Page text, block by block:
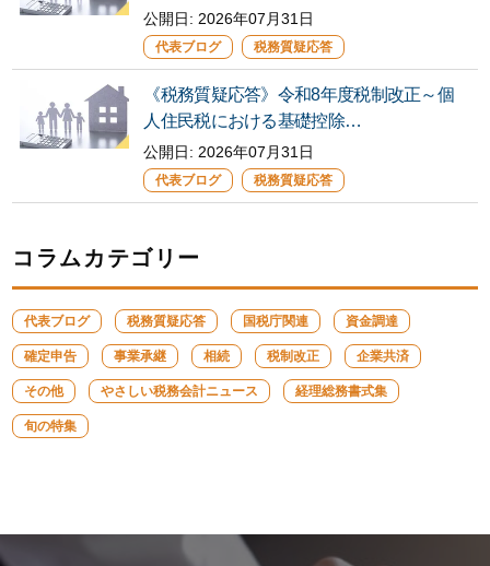
公開日:2026年07月31日
代表ブログ 税務質疑応答
《税務質疑応答》令和8年度税制改正～個
人住民税における基礎控除…
公開日:2026年07月31日
代表ブログ 税務質疑応答
コラムカテゴリー
代表ブログ 税務質疑応答 国税庁関連 資金調達
確定申告 事業承継 相続 税制改正 企業共済
その他 やさしい税務会計ニュース 経理総務書式集
旬の特集